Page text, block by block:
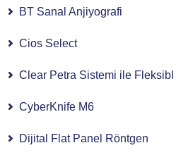
BT Sanal Anjiyografi
Cios Select
Clear Petra Sistemi ile Fleksibl
CyberKnife M6
Dijital Flat Panel Röntgen